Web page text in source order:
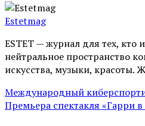
Estetmag
ESTET — журнал для тех, кто
нейтральное пространство
искусства, музыки, красоты.
Международный
Премьера спектакля «Гарри в